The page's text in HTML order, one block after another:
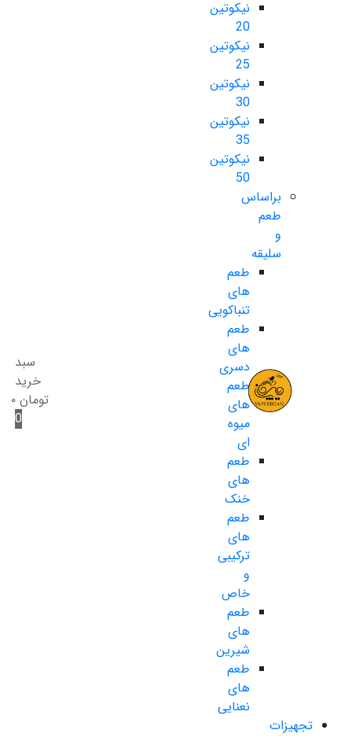
نیکوتین
20
نیکوتین
25
نیکوتین
30
نیکوتین
35
نیکوتین
50
براساس
طعم
و
سلیقه
طعم
های
تنباکویی
طعم
های
دسری
طعم
های
میوه
ای
طعم
های
خنک
طعم
های
ترکیبی
و
خاص
طعم
های
شیرین
طعم
های
نعنایی
تجهیزات
سبد
خرید
تومان ۰
0